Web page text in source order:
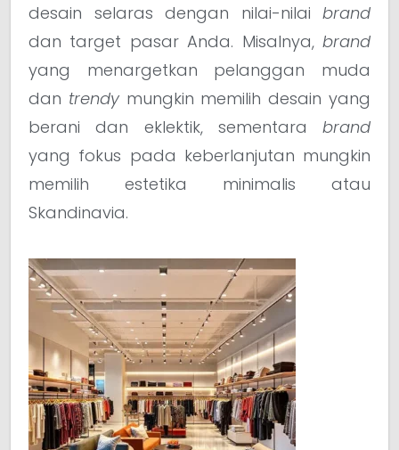
desain selaras dengan nilai-nilai brand
dan target pasar Anda. Misalnya, brand
yang menargetkan pelanggan muda
dan trendymungkin memilih desain yang
berani dan eklektik, sementara brand
yang fokus pada keberlanjutan mungkin
memilih estetika minimalis atau
Skandinavia.